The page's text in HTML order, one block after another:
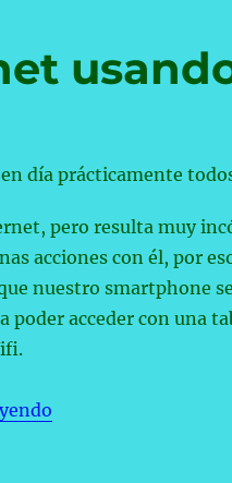
día prácticamente
pero resulta muy
acciones con él, por
nuestro smartphone
poder acceder con una
«Acceder a Internet